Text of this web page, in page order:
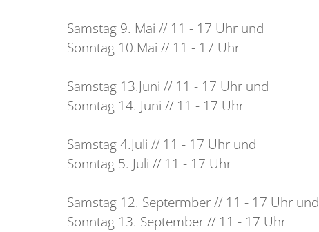
Samstag 9. Mai // 11 - 17 Uhr und
Sonntag 10.Mai // 11 - 17 Uhr
Samstag 13.Juni // 11 - 17 Uhr und
Sonntag 14. Juni // 11 - 17 Uhr
Samstag 4.Juli // 11 - 17 Uhr und
Sonntag 5. Juli // 11 - 17 Uhr
Samstag 12. Septermber // 11 - 17 Uhr und
Sonntag 13. September // 11 - 17 Uhr